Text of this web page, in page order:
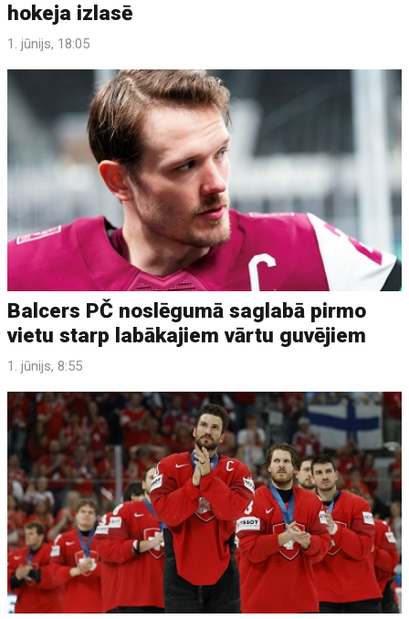
hokeja izlasē
1. jūnijs, 18:05
Balcers PČ noslēgumā saglabā pirmo
vietu starp labākajiem vārtu guvējiem
1. jūnijs, 8:55